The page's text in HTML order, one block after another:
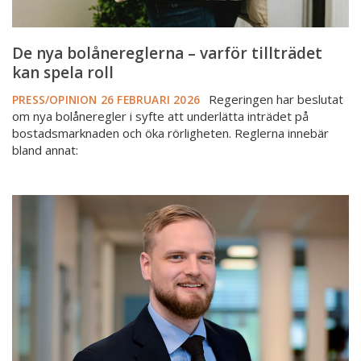
De nya bolånereglerna – varför tillträdet
kan spela roll
PRESS/OPINION 26 FEBRUARI 2026
Regeringen har beslutat
om nya bolåneregler i syfte att underlätta inträdet på
bostadsmarknaden och öka rörligheten. Reglerna innebär
bland annat:
Nytt
om
nettoskuldsättning
nyproduktion